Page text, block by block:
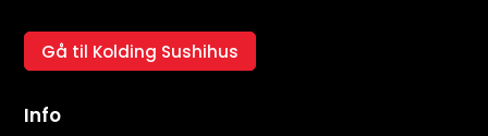
Gå til Kolding Sushihus
Info